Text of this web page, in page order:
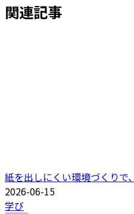
関連記事
紙を出しにくい環境づくりで
2026-06-15
学び